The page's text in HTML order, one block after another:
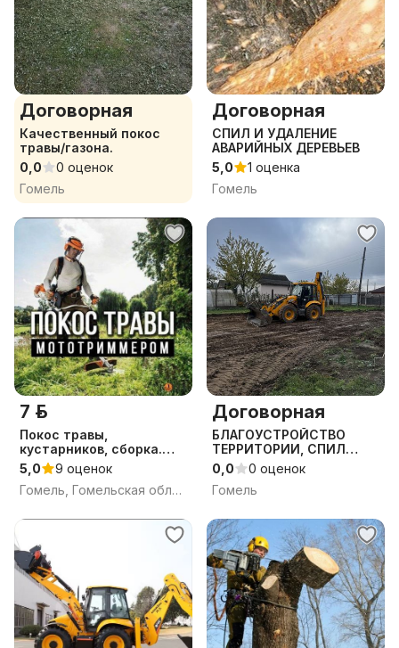
Договорная
Качественный покос
травы/газона.
0,0
0 оценок
Гомель
Договорная
СПИЛ И УДАЛЕНИЕ
АВАРИЙНЫХ ДЕРЕВЬЕВ
5,0
1 оценка
Гомель
7 р.
Покос травы,
кустарников, сборка.
Гомель.
5,0
9 оценок
Гомель, Гомельская область
Договорная
БЛАГОУСТРОЙСТВО
ТЕРРИТОРИИ, СПИЛ
ДЕРЕВЬЕВ, КОРЧЕВАНИЕ
ПНЕЙ, ДЕМОНТАЖ,
ВЫВОЗ МУСОРА ГОМЕЛЬ
0,0
0 оценок
Гомель